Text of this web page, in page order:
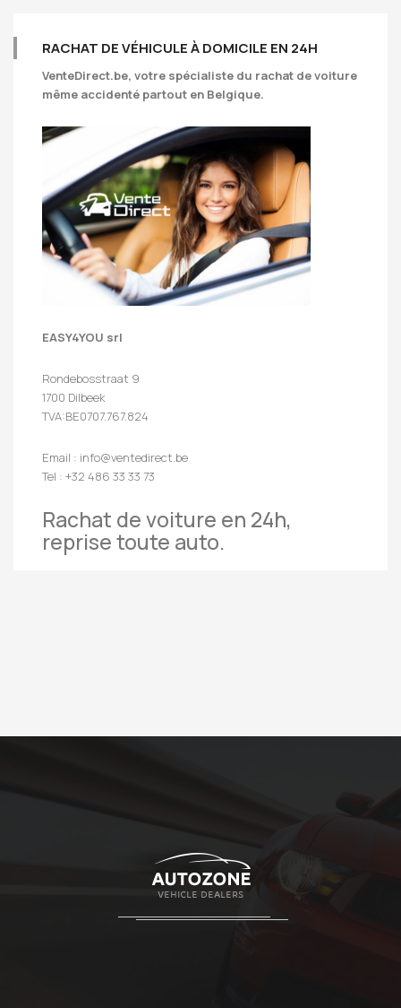
RACHAT DE VÉHICULE À DOMICILE EN 24H
VenteDirect.be, votre spécialiste du rachat de voiture
même accidenté partout en Belgique.
EASY4YOU srl
Rondebosstraat 9
1700 Dilbeek
TVA:BE0707.767.824
Email : info@ventedirect.be
Tel : +32 486 33 33 73
Rachat de voiture en 24h,
reprise toute auto.